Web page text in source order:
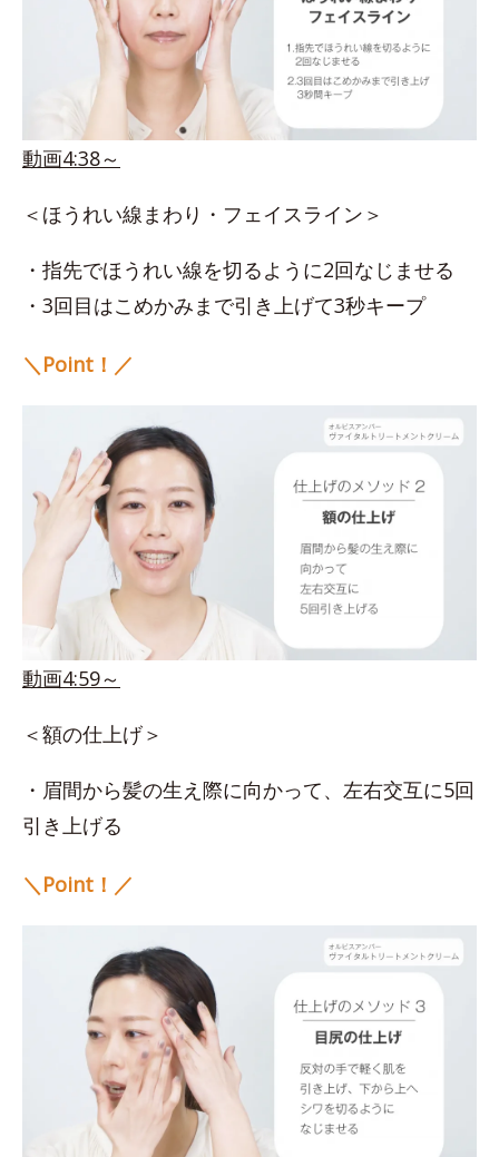
動画4:38～
＜ほうれい線まわり・フェイスライン＞
・指先でほうれい線を切るように2回なじませる
・3回目はこめかみまで引き上げて3秒キープ
＼Point！／
動画4:59～
＜額の仕上げ＞
・眉間から髪の生え際に向かって、左右交互に5回
引き上げる
＼Point！／